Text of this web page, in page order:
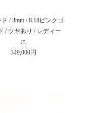
/ 3mm / K18ピンクゴ
/ ツヤあり / レディー
ス
349,000円